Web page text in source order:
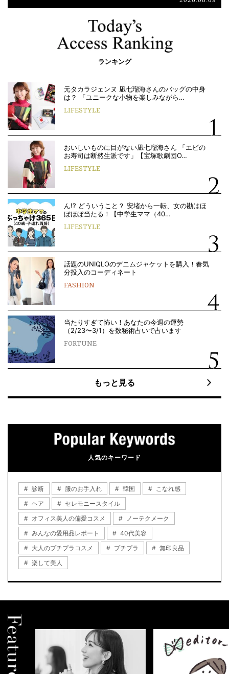
ランキング
元タカラジェンヌ 凪七瑠海さんのバッグの中身
は？ 「ユニークな小物を楽しみながら…
LIFESTYLE
おいしいものに目がない凪七瑠海さん 「エビの
お寿司は断然生派です」【宝塚歌劇団O…
LIFESTYLE
ん!? どういうこと？ 安堵から一転、女の勘はほ
ぼほぼ当たる！【中学生ママ（40…
LIFESTYLE
話題のUNIQLOのデニムジャケットを購入！春気
分投入のコーディネート
FASHION
当たりすぎて怖い！あなたの今週の運勢
（2/23〜3/1）を数秘術占いで占います
FORTUNE
もっと見る
人気のキーワード
診断 服のお手入れ 韓国
こなれ感
ヘア
セレモニースタイル
オフィス美人の偏愛コスメ
ノーテクメーク
みんなの愛用品レポート
40代美容
大人のプチプラコスメ
プチプラ
無印良品
楽して美人